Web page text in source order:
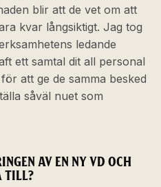
blir att de vet om att
kvar långsiktigt. Jag tog
ledande
ett samtal dit all personal
att ge de samma besked
såväl nuet som
AV EN NY VD OCH
TILL?